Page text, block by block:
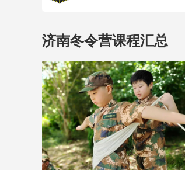
济南冬令营课程汇总